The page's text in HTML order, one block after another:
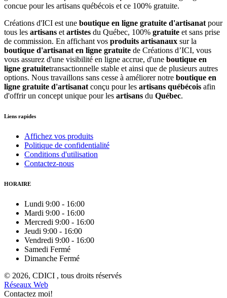
Créations d'ICI est une boutique en ligne gratuite d'artisanat pour
tous les artisans et artistes du Québec, 100% gratuite et sans prise
de commission. En affichant vos produits artisanaux sur la
boutique d'artisanat en ligne gratuite de Créations d’ICI, vous
vous assurez d'une visibilité en ligne accrue, d'une boutique en
ligne gratuitetransactionnelle stable et ainsi que de plusieurs autres
options. Nous travaillons sans cesse à améliorer notre boutique en
ligne gratuite d'artisanat conçu pour les artisans québécois afin
d'offrir un concept unique pour les artisans du Québec.
Liens rapides
Affichez vos produits
Politique de confidentialité
Conditions d'utilisation
Contactez-nous
HORAIRE
Lundi 9:00 - 16:00
Mardi 9:00 - 16:00
Mercredi 9:00 - 16:00
Jeudi 9:00 - 16:00
Vendredi 9:00 - 16:00
Samedi Fermé
Dimanche Fermé
© 2026, CDICI , tous droits réservés
Réseaux Web
Contactez moi!